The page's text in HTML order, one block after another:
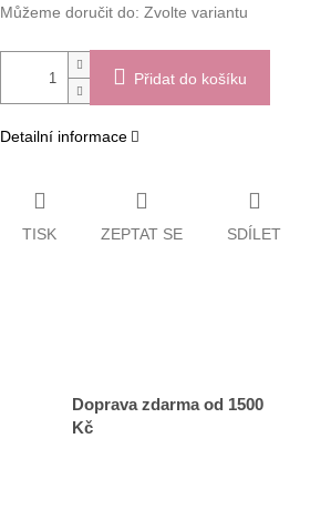
Můžeme doručit do: Zvolte variantu
Přidat do košíku
Detailní informace
TISK ZEPTAT SE SDÍLET
Doprava zdarma od 1500
Kč